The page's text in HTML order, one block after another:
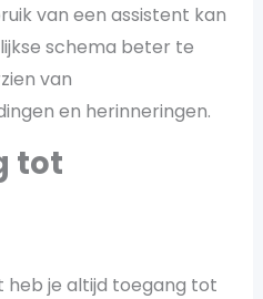
van een assistent kan
schema beter te
van
en herinneringen.
tot
heb je altijd toegang tot